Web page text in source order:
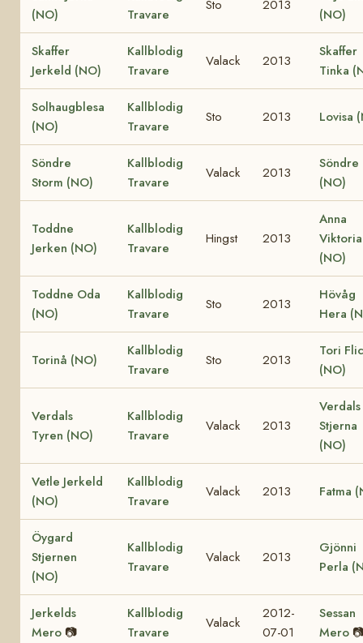
(NO)
Travare
Sto 2013
(NO)
Skaffer
Jerkeld (NO)
Kallblodig
Travare
Valack 2013
Skaffer
Tinka
Solhaugblesa
(NO)
Kallblodig
Travare
Sto 2013 Lovisa
Söndre
Storm (NO)
Kallblodig
Travare
Valack 2013
Söndre
(NO)
Toddne
Jerken (NO)
Kallblodig
Travare
Hingst 2013
Anna
Viktoria
(NO)
Toddne Oda
(NO)
Kallblodig
Travare
Sto 2013
Hövåg
Hera
Torinå (NO)
Kallblodig
Travare
Sto 2013
Tori
(NO)
Verdals
Tyren (NO)
Kallblodig
Travare
Valack 2013
Verdals
Stjerna
(NO)
Vetle Jerkeld
(NO)
Kallblodig
Travare
Valack 2013 Fatma
Öygard
Stjernen
(NO)
Kallblodig
Travare
Valack 2013
Gjönni
Perla
Jerkelds
Mero 📷
Kallblodig
Travare
Valack
2012-
07-01
Sessan
Mero